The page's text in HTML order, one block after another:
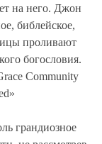
на него. Джон
библейское,
проливают
богословия.
Community
грандиозное